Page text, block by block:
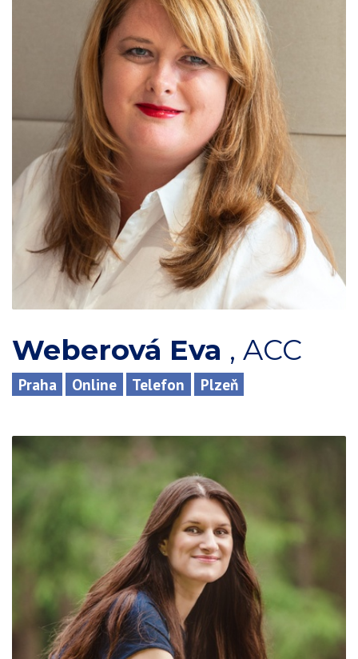
Weberová Eva , ACC
Praha Online Telefon Plzeň